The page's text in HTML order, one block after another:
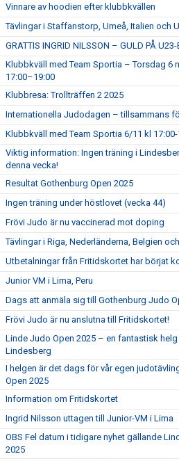
Vinnare av hoodien efter klubbkvällen
Tävlingar i Staffanstorp, Umeå, Italien och
GRATTIS INGRID NILSSON – GULD PÅ
Klubbkväll med Team Sportia – Torsdag 6
17:00–19:00
Klubbresa: Trollträffen 2 2025
Internationella Judodagen – tillsammans
Klubbkväll med Team Sportia 6/11 kl 17:00-
Viktig information: Ingen träning i
denna vecka!
Resultat Gothenburg Open 2025
Ingen träning under höstlovet (vecka 44)
Frövi Judo är nu vaccinerad mot doping
Tävlingar i Riga, Nederländerna, Belgien
Utbetalningar från Fritidskortet har börjat
Junior VM i Lima, Peru
Dags att anmäla sig till Gothenburg Judo
Frövi Judo är nu anslutna till Fritidskortet!
Linde Judo Open 2025 – en fantastisk
Lindesberg
I helgen är det dags för vår egen
Open 2025
Information om Fritidskortet
Ingrid Nilsson uttagen till Junior-VM i Lima
OBS Fel datum i tidigare nyhet gällande
2025